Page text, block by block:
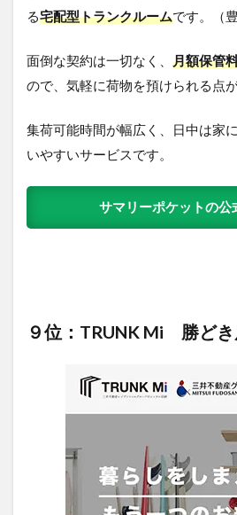
る宅配型トランクルームです。（
面倒な契約は一切なく、 月額保管
ので、気軽に荷物を預けられる点が
集荷可能時間が幅広く、日中は家
いやすいサービスです。
サマリーポケットの公
９位：TRUNK Mi 勝ど